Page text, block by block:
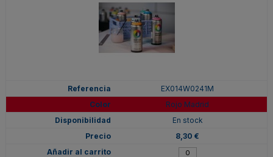
EX014W0241M
Rojo Madrid
En stock
8,30 €